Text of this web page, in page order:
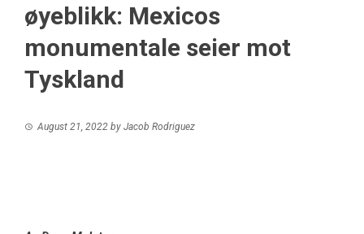
øyeblikk: Mexicos
monumentale seier mot
Tyskland
August 21, 2022 by Jacob Rodriguez